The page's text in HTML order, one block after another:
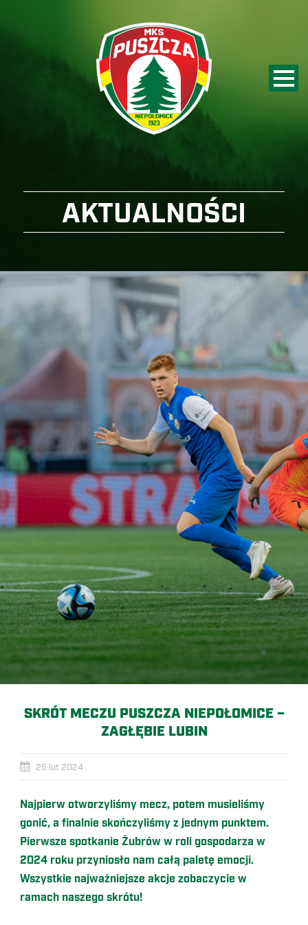
AKTUALNOŚCI
SKRÓT MECZU PUSZCZA NIEPOŁOMICE –
ZAGŁĘBIE LUBIN
25 lut 2024
Najpierw otworzyliśmy mecz, potem musieliśmy
gonić, a finalnie skończyliśmy z jednym punktem.
Pierwsze spotkanie Żubrów w roli gospodarza w
2024 roku przyniosło nam całą paletę emocji.
Wszystkie najważniejsze akcje zobaczycie w
ramach naszego skrótu!